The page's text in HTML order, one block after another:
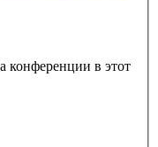
конференции в этот